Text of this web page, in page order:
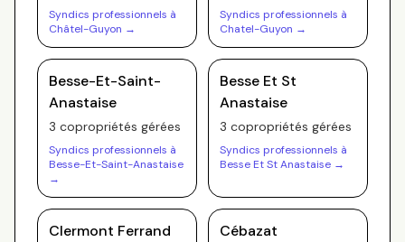
Syndics professionnels à
Châtel-Guyon →
Syndics professionnels à
Chatel-Guyon →
Besse-Et-Saint-
Anastaise
3 copropriétés gérées
Syndics professionnels à
Besse-Et-Saint-Anastaise
→
Besse Et St
Anastaise
3 copropriétés gérées
Syndics professionnels à
Besse Et St Anastaise →
Clermont Ferrand Cébazat